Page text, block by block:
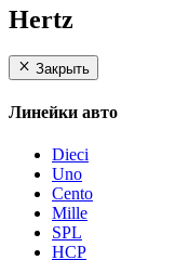
Hertz
Закрыть
Линейки авто
Dieci
Uno
Cento
Mille
SPL
HCP